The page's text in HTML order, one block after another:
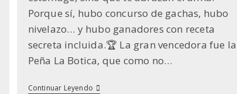
Porque sí, hubo concurso de gachas, hubo
nivelazo… y hubo ganadores con receta
secreta incluida.🏆 La gran vencedora fue la
Peña La Botica, que como no…
Continuar Leyendo🥄